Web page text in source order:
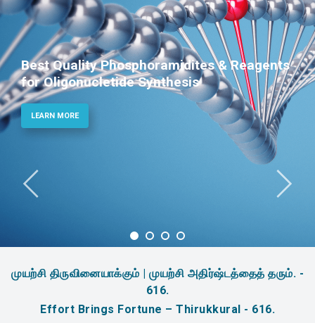
Best Quality Phosphoramidites & Reagents
for Oligonucletide Synthesis
LEARN MORE
முயற்சி திருவினையாக்கும் | முயற்சி அதிர்ஷ்டத்தைத் தரும். -
616.
Effort Brings Fortune – Thirukkural - 616.